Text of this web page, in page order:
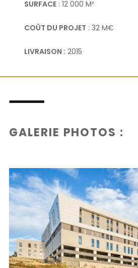
SURFACE : 12 000 M²
COÛT DU PROJET : 32 M€
LIVRAISON : 2015
GALERIE PHOTOS :